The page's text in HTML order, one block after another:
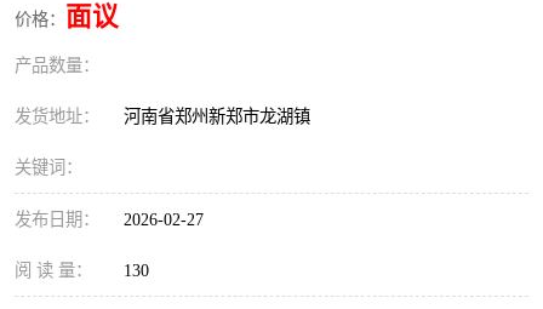
价格： 面议
产品数量：
发货地址： 河南省郑州新郑市龙湖镇
关键词：
发布日期： 2026-02-27
阅 读 量： 130